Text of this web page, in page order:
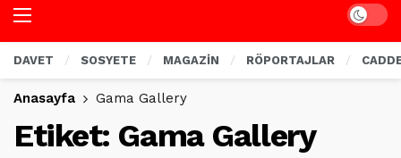
Dark
DAVET SOSYETE MAGAZİN RÖPORTAJLAR
Anasayfa Gama Gallery
Etiket: Gama Gallery